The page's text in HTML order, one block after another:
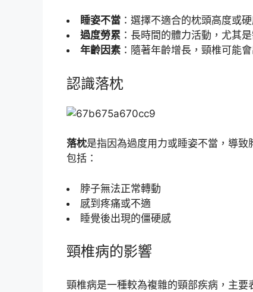
睡姿不當 ：選擇不適合的枕頭高度或
過度勞累 ：長時間的體力活動，尤其
年齡因素 ：隨著年齡增長，頸椎可能
認識落枕
落枕是指因為過度用力或睡姿不當，導
包括：
脖子無法正常轉動
感到疼痛或不適
睡覺後出現的僵硬感
頸椎病的影響
頸椎病是一種較為複雜的頸部疾病，主